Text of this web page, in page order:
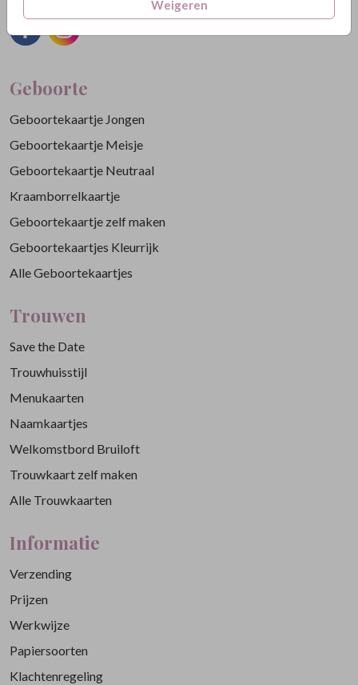
Weigeren
Geboorte
Geboortekaartje Jongen
Geboortekaartje Meisje
Geboortekaartje Neutraal
Kraamborrelkaartje
Geboortekaartje zelf maken
Geboortekaartjes Kleurrijk
Alle Geboortekaartjes
Trouwen
Save the Date
Trouwhuisstijl
Menukaarten
Naamkaartjes
Welkomstbord Bruiloft
Trouwkaart zelf maken
Alle Trouwkaarten
Informatie
Verzending
Prijzen
Werkwijze
Papiersoorten
Klachtenregeling